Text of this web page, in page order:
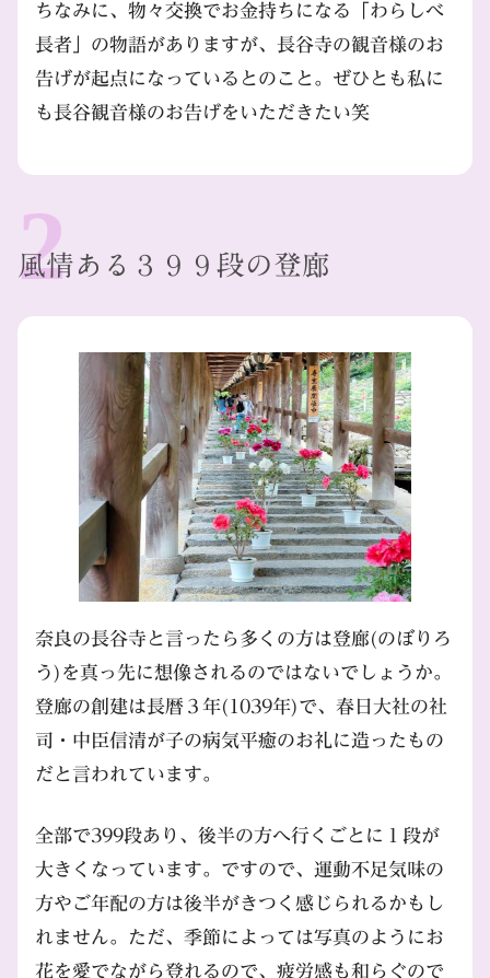
ちなみに、物々交換でお金持ちになる「わらしべ
長者」の物語がありますが、長谷寺の観音様のお
告げが起点になっているとのこと。ぜひとも私に
も長谷観音様のお告げをいただきたい笑
風情ある３９９段の登廊
奈良の長谷寺と言ったら多くの方は登廊(のぼりろ
う)を真っ先に想像されるのではないでしょうか。
登廊の創建は長暦３年(1039年)で、春日大社の社
司・中臣信清が子の病気平癒のお礼に造ったもの
だと言われています。
全部で399段あり、後半の方へ行くごとに１段が
大きくなっています。ですので、運動不足気味の
方やご年配の方は後半がきつく感じられるかもし
れません。ただ、季節によっては写真のようにお
花を愛でながら登れるので、疲労感も和らぐので